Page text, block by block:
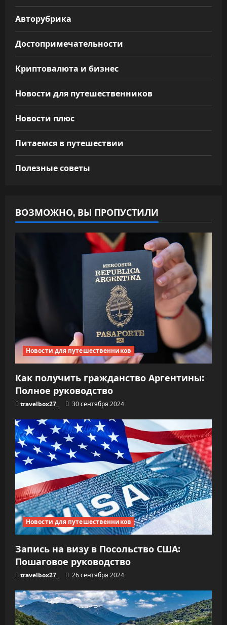
Авторубрика
Достопримечательности
Криптовалюта и бизнес
Новости для путешественников
Новости плюс
Питаемся в путешествии
Полезные советы
ВОЗМОЖНО, ВЫ ПРОПУСТИЛИ
Новости для путешественников
Как получить гражданство Аргентины:
Полное руководство
travelbox27_ 30 сентября 2024
Новости для путешественников
Запись на визу в Посольство США:
Пошаговое руководство
travelbox27_ 26 сентября 2024